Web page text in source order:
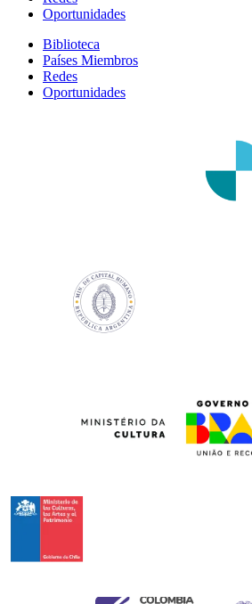
Oportunidades
Biblioteca
Países Miembros
Redes
Oportunidades